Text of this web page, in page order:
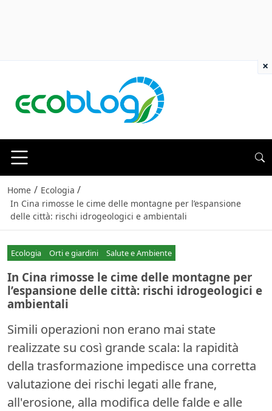
Home / Ecologia /
In Cina rimosse le cime delle montagne per l’espansione
delle città: rischi idrogeologici e ambientali
Ecologia Orti e giardini Salute e Ambiente
In Cina rimosse le cime delle montagne per
l’espansione delle città: rischi idrogeologici e
ambientali
Simili operazioni non erano mai state
realizzate su così grande scala: la rapidità
della trasformazione impedisce una corretta
valutazione dei rischi legati alle frane,
all'erosione, alla modifica delle falde e alle
×